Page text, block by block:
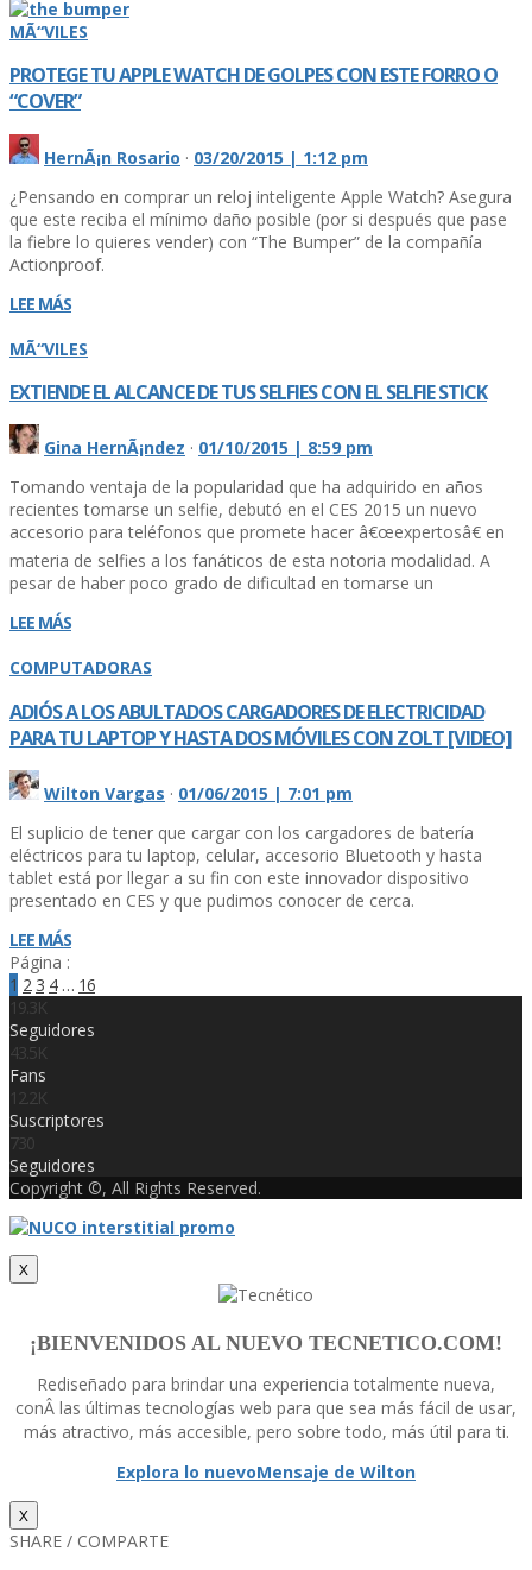
MÃ“VILES
PROTEGE TU APPLE WATCH DE GOLPES CON ESTE FORRO O
“COVER”
HernÃ¡n Rosario · 03/20/2015 | 1:12 pm
¿Pensando en comprar un reloj inteligente Apple Watch? Asegura
que este reciba el mí­nimo daño posible (por si después que pase
la fiebre lo quieres vender) con “The Bumper” de la compañí­a
Actionproof.
LEE MÁS
MÃ“VILES
EXTIENDE EL ALCANCE DE TUS SELFIES CON EL SELFIE STICK
Gina HernÃ¡ndez · 01/10/2015 | 8:59 pm
Tomando ventaja de la popularidad que ha adquirido en años
recientes tomarse un selfie, debutó en el CES 2015 un nuevo
accesorio para teléfonos que promete hacer â€œexpertosâ€ en
materia de selfies a los fanáticos de esta notoria modalidad. A
pesar de haber poco grado de dificultad en tomarse un
LEE MÁS
COMPUTADORAS
ADIÓS A LOS ABULTADOS CARGADORES DE ELECTRICIDAD
PARA TU LAPTOP Y HASTA DOS MÓVILES CON ZOLT [VIDEO]
Wilton Vargas · 01/06/2015 | 7:01 pm
El suplicio de tener que cargar con los cargadores de baterí­a
eléctricos para tu laptop, celular, accesorio Bluetooth y hasta
tablet está por llegar a su fin con este innovador dispositivo
presentado en CES y que pudimos conocer de cerca.
LEE MÁS
Página :
1 2 3 4 … 16
19.3K
Seguidores
43.5K
Fans
12.2K
Suscriptores
730
Seguidores
Copyright ©, All Rights Reserved.
X
¡BIENVENIDOS AL NUEVO TECNETICO.COM!
Rediseñado para brindar una experiencia totalmente nueva,
conÂ las últimas tecnologí­as web para que sea más fácil de usar,
más atractivo, más accesible, pero sobre todo, más útil para ti.
Explora lo nuevoMensaje de Wilton
X
SHARE / COMPARTE